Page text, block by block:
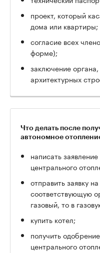
проект, который
дома или квартиры;
согласие всех
форме);
заключение
архитектурных
Что делать после
автономное
написать
центрального
отправить заявку
соответствующую
газовый, то в
купить котел;
получить
центрального